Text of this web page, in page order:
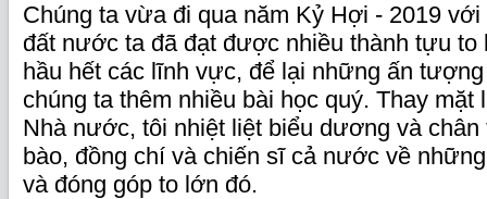
Chúng ta vừa đi qua năm Kỷ Hợi - 2019
đất nước ta đã đạt được nhiều thành tựu to
hầu hết các lĩnh vực, để lại những ấn
chúng ta thêm nhiều bài học quý. Thay mặt
Nhà nước, tôi nhiệt liệt biểu dương và chân
bào, đồng chí và chiến sĩ cả nước về
và đóng góp to lớn đó.